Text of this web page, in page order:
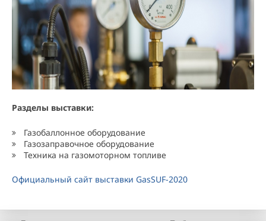
Разделы выставки:
Газобаллонное оборудование
Газозаправочное оборудование
Техника на газомоторном топливе
Официальный сайт выставки GasSUF-2020